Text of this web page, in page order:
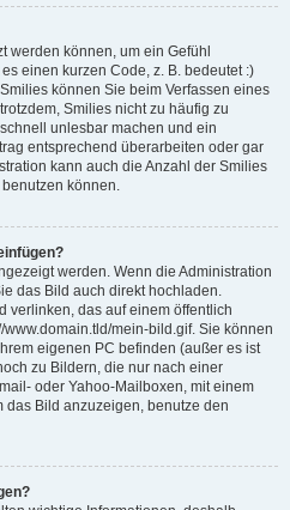
werden können, um ein Gefühl
einen kurzen Code, z. B. bedeutet :)
können Sie beim Verfassen eines
Smilies nicht zu häufig zu
unlesbar machen und ein
entsprechend überarbeiten oder gar
kann auch die Anzahl der Smilies
können.
werden. Wenn die Administration
das Bild auch direkt hochladen.
verlinken, das auf einem öffentlich
mein-bild.gif. Sie können
eigenen PC befinden (außer es ist
zu Bildern, die nur nach einer
oder Yahoo-Mailboxen, mit einem
das Bild anzuzeigen, benutze den